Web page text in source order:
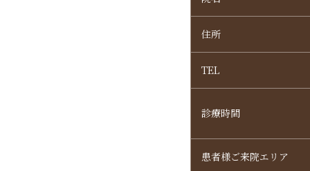
住所
TEL
診療時間
患者様ご来院エリア